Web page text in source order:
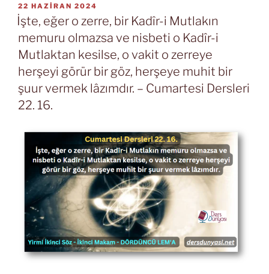
YAYIM
TARIHI
22 HAZIRAN 2024
İşte, eğer o zerre, bir Kadîr-i Mutlakın
memuru olmazsa ve nisbeti o Kadîr-i
Mutlaktan kesilse, o vakit o zerreye
herşeyi görür bir göz, herşeye muhit bir
şuur vermek lâzımdır. – Cumartesi Dersleri
22. 16.